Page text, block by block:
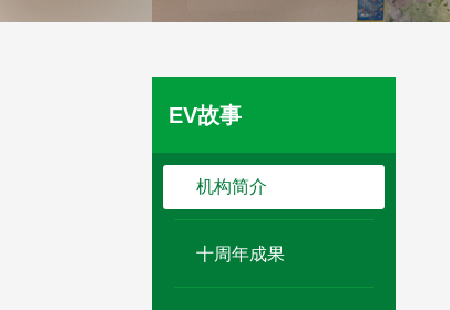
EV故事
机构简介
十周年成果